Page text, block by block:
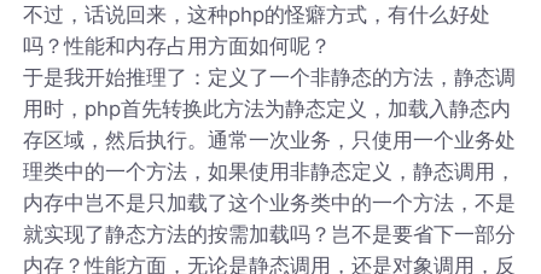
不过，话说回来，这种php的怪癖方式，有什么好处
吗？性能和内存占用方面如何呢？
于是我开始推理了：定义了一个非静态的方法，静态调
用时，php首先转换此方法为静态定义，加载入静态内
存区域，然后执行。通常一次业务，只使用一个业务处
理类中的一个方法，如果使用非静态定义，静态调用，
内存中岂不是只加载了这个业务类中的一个方法，不是
就实现了静态方法的按需加载吗？岂不是要省下一部分
内存？性能方面，无论是静态调用，还是对象调用，反